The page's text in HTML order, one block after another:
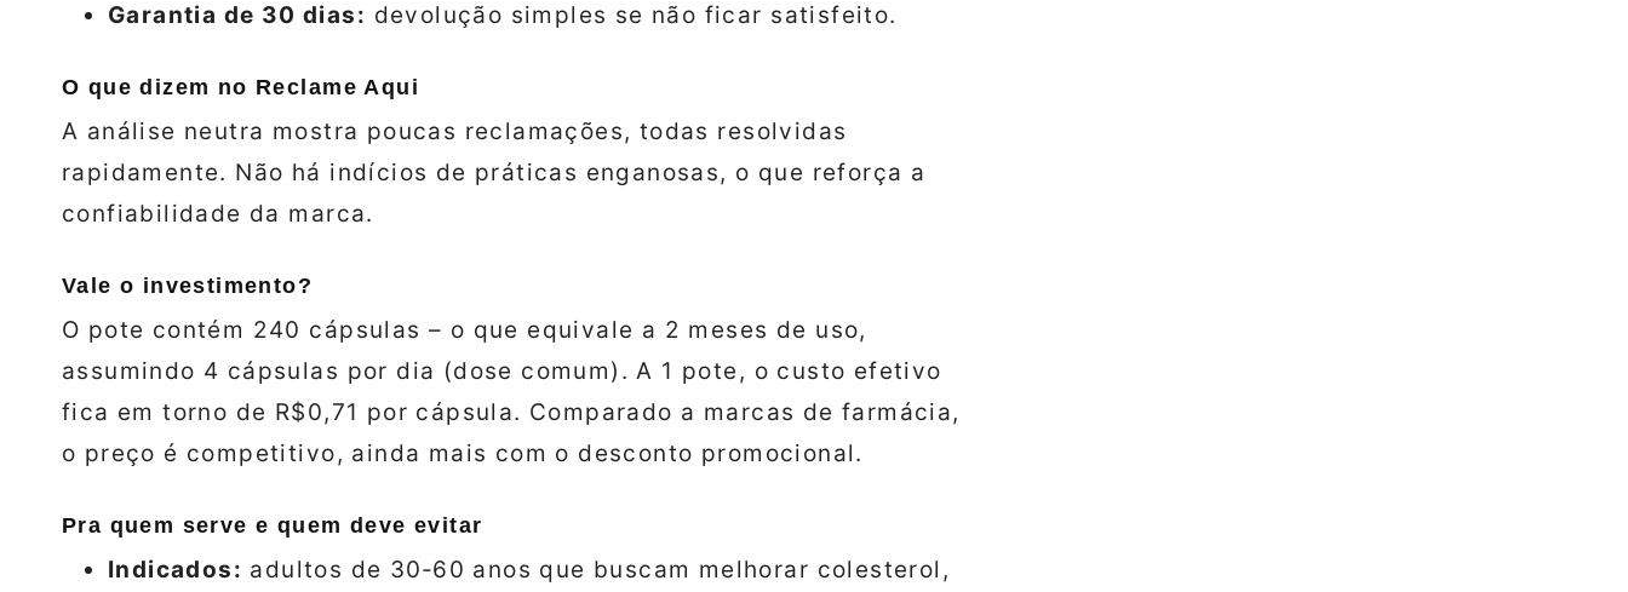
Garantia de 30 dias: devolução simples se não ficar satisfeito.
O que dizem no Reclame Aqui
A análise neutra mostra poucas reclamações, todas resolvidas
rapidamente. Não há indícios de práticas enganosas, o que reforça a
confiabilidade da marca.
Vale o investimento?
O pote contém 240 cápsulas – o que equivale a 2 meses de uso,
assumindo 4 cápsulas por dia (dose comum). A 1 pote, o custo efetivo
fica em torno de R$0,71 por cápsula. Comparado a marcas de farmácia,
o preço é competitivo, ainda mais com o desconto promocional.
Pra quem serve e quem deve evitar
Indicados: adultos de 30‑60 anos que buscam melhorar colesterol,